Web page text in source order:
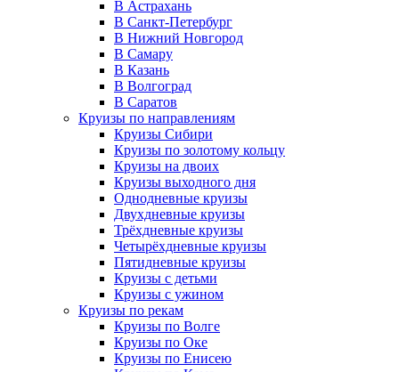
В Астрахань
В Санкт-Петербург
В Нижний Новгород
В Самару
В Казань
В Волгоград
В Саратов
Круизы по направлениям
Круизы Сибири
Круизы по золотому кольцу
Круизы на двоих
Круизы выходного дня
Однодневные круизы
Двухдневные круизы
Трёхдневные круизы
Четырёхдневные круизы
Пятидневные круизы
Круизы с детьми
Круизы с ужином
Круизы по рекам
Круизы по Волге
Круизы по Оке
Круизы по Енисею